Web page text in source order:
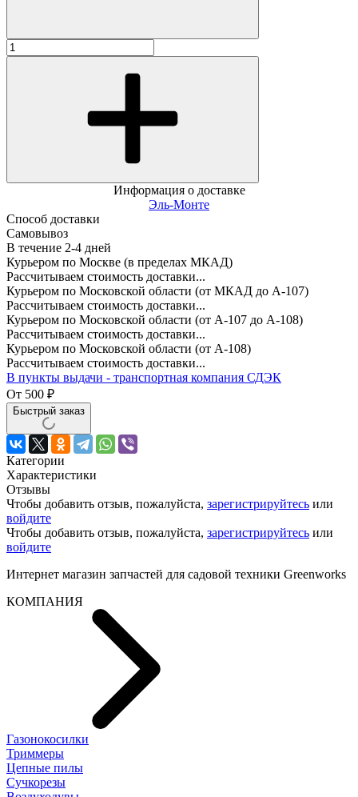
Информация о доставке
Эль-Монте
Способ доставки
Самовывоз
В течение 2-4 дней
Курьером по Москве (в пределах МКАД)
Рассчитываем стоимость доставки...
Курьером по Московской области (от МКАД до А-107)
Рассчитываем стоимость доставки...
Курьером по Московской области (от А-107 до А-108)
Рассчитываем стоимость доставки...
Курьером по Московской области (от А-108)
Рассчитываем стоимость доставки...
В пункты выдачи - транспортная компания СДЭК
От 500 ₽
Быстрый заказ
Категории
Характеристики
Отзывы
Чтобы добавить отзыв, пожалуйста, зарегистрируйтесь или
войдите
Чтобы добавить отзыв, пожалуйста, зарегистрируйтесь или
войдите
Интернет магазин запчастей для садовой техники Greenworks
КОМПАНИЯ
Газонокосилки
Триммеры
Цепные пилы
Cучкорезы